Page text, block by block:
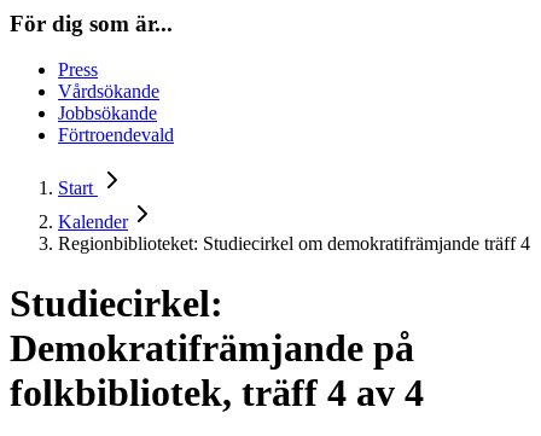
För dig som är...
Press
Vårdsökande
Jobbsökande
Förtroendevald
Start
Kalender
Regionbiblioteket: Studiecirkel om demokratifrämjande träff 4
Studiecirkel:
Demokratifrämjande på
folkbibliotek, träff 4 av 4